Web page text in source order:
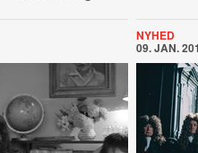
NYHED
09. JAN.